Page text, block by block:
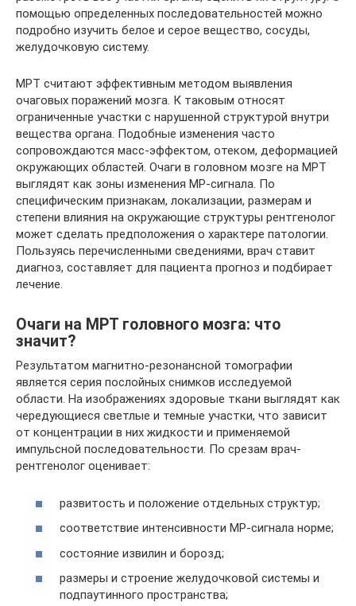
помощью определенных последовательностей можно
подробно изучить белое и серое вещество, сосуды,
желудочковую систему.
МРТ считают эффективным методом выявления
очаговых поражений мозга. К таковым относят
ограниченные участки с нарушенной структурой внутри
вещества органа. Подобные изменения часто
сопровождаются масс-эффектом, отеком, деформацией
окружающих областей. Очаги в головном мозге на МРТ
выглядят как зоны изменения МР-сигнала. По
специфическим признакам, локализации, размерам и
степени влияния на окружающие структуры рентгенолог
может сделать предположения о характере патологии.
Пользуясь перечисленными сведениями, врач ставит
диагноз, составляет для пациента прогноз и подбирает
лечение.
Очаги на МРТ головного мозга: что
значит?
Результатом магнитно-резонансной томографии
является серия послойных снимков исследуемой
области. На изображениях здоровые ткани выглядят как
чередующиеся светлые и темные участки, что зависит
от концентрации в них жидкости и применяемой
импульсной последовательности. По срезам врач-
рентгенолог оценивает:
развитость и положение отдельных структур;
соответствие интенсивности МР-сигнала норме;
состояние извилин и борозд;
размеры и строение желудочковой системы и
подпаутинного пространства;